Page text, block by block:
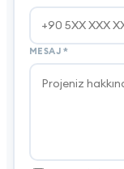
MESAJ *